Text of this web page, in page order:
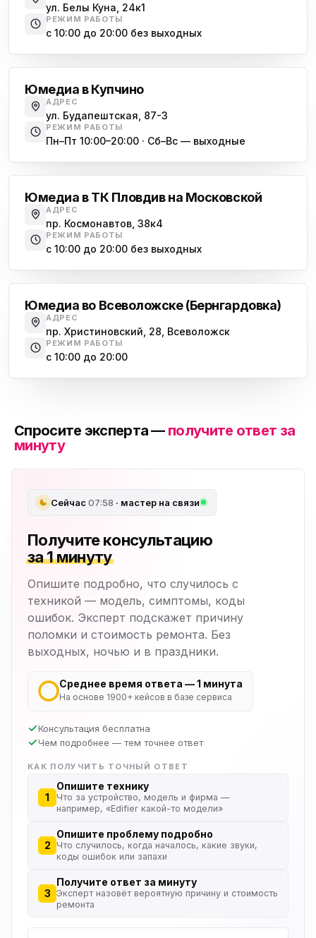
ул. Белы Куна, 24к1
РЕЖИМ РАБОТЫ
с 10:00 до 20:00 без выходных
Юмедиа в Купчино
АДРЕС
ул. Будапештская, 87-3
РЕЖИМ РАБОТЫ
Пн–Пт 10:00–20:00 · Сб–Вс — выходные
Юмедиа в ТК Пловдив на Московской
АДРЕС
пр. Космонавтов, 38к4
РЕЖИМ РАБОТЫ
с 10:00 до 20:00 без выходных
Юмедиа во Всеволожске (Бернгардовка)
АДРЕС
пр. Христиновский, 28, Всеволожск
РЕЖИМ РАБОТЫ
с 10:00 до 20:00
Спросите эксперта — получите ответ за
минуту
Сейчас07:58 · мастер на связи
Получите консультацию
за 1 минуту
Опишите подробно, что случилось с
техникой — модель, симптомы, коды
ошибок. Эксперт подскажет причину
поломки и стоимость ремонта. Без
выходных, ночью и в праздники.
Среднее время ответа — 1 минута
На основе 1900+ кейсов в базе сервиса
Консультация бесплатна
Чем подробнее — тем точнее ответ
КАК ПОЛУЧИТЬ ТОЧНЫЙ ОТВЕТ
1
Опишите технику
Что за устройство, модель и фирма —
например, «Edifier какой-то модели»
2
Опишите проблему подробно
Что случилось, когда началось, какие звуки,
коды ошибок или запахи
3
Получите ответ за минуту
Эксперт назовёт вероятную причину и стоимость
ремонта